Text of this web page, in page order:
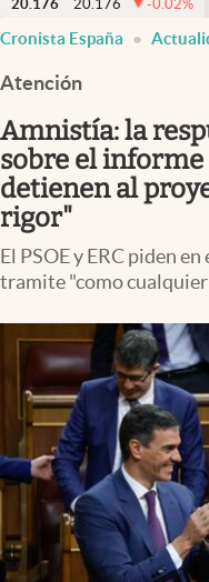
España
FINANZAS
EURO
20.176
20.176 -0.02%
Cronista España
Atención
Amnistía: la
sobre el
detienen al
rigor"
El PSOE y ERC piden
tramite "como